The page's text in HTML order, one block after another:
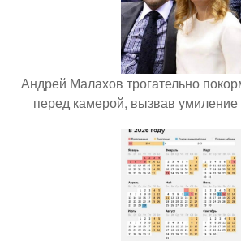
Андрей Малахов трогательно
перед камерой, вызвав умиление